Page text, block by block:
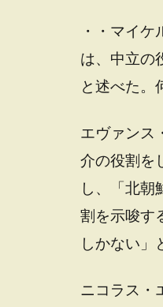
・・マイ
は、中立の
と述べた。
エヴァンス
介の役割を
し、「北朝
割を示唆す
しかない」
ニコラス・